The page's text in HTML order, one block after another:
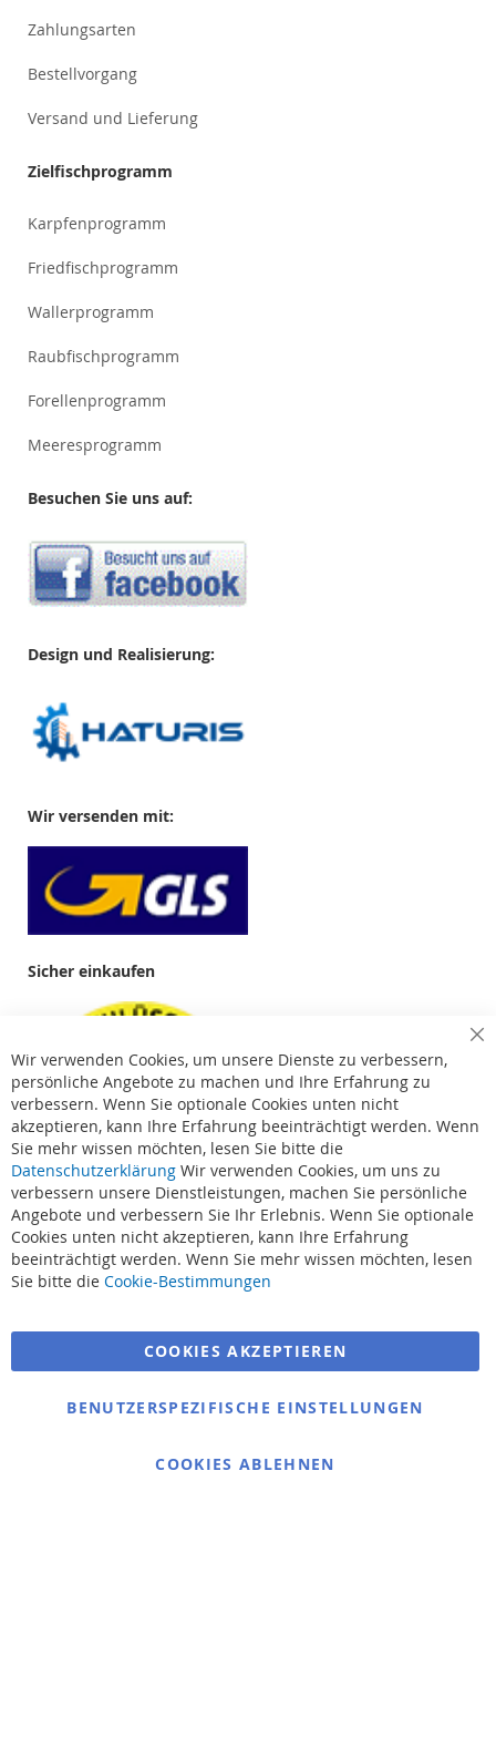
Zahlungsarten
Bestellvorgang
Versand und Lieferung
Zielfischprogramm
Karpfenprogramm
Friedfischprogramm
Wallerprogramm
Raubfischprogramm
Forellenprogramm
Meeresprogramm
Besuchen Sie uns auf:
Design und Realisierung:
Wir versenden mit:
Sicher einkaufen
Suchbegriffe
Bestellungen und Rücksendungen
Kontaktieren Sie uns
Cookie Einstellungen
Wir verwenden Cookies, um unsere Dienste zu verbessern,
persönliche Angebote zu machen und Ihre Erfahrung zu
verbessern. Wenn Sie optionale Cookies unten nicht
akzeptieren, kann Ihre Erfahrung beeinträchtigt werden. Wenn
Sie mehr wissen möchten, lesen Sie bitte die
Datenschutzerklärung Wir verwenden Cookies, um uns zu
verbessern unsere Dienstleistungen, machen Sie persönliche
Angebote und verbessern Sie Ihr Erlebnis. Wenn Sie optionale
Cookies unten nicht akzeptieren, kann Ihre Erfahrung
beeinträchtigt werden. Wenn Sie mehr wissen möchten, lesen
Sie bitte die Cookie-Bestimmungen
COOKIES AKZEPTIEREN
BENUTZERSPEZIFISCHE EINSTELLUNGEN
COOKIES ABLEHNEN